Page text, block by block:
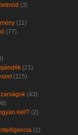
(3)
(11)
(77)
(21)
(115)
(43)
kell? (2)
(1)